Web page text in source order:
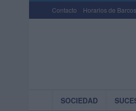
Contacto Horarios de
SOCIEDAD